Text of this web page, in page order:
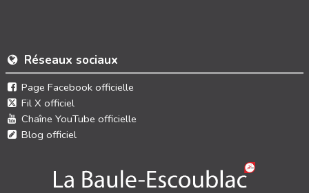
Réseaux sociaux
Page Facebook officielle
Fil X officiel
Chaîne YouTube officielle
Blog officiel